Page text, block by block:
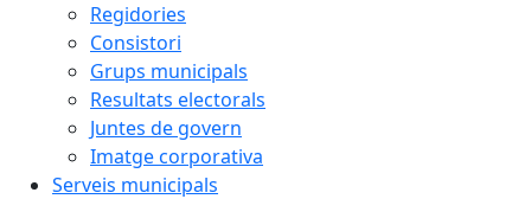
Regidories
Consistori
Grups municipals
Resultats electorals
Juntes de govern
Imatge corporativa
Serveis municipals